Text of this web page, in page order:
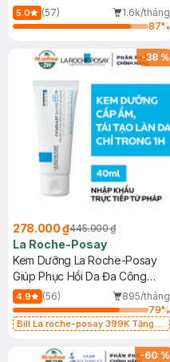
Dầu 500ml
5.0 (57)
1.6k/tháng
87%
-38 %
278.000 ₫445.000 ₫
La Roche-Posay
Kem Dưỡng La Roche-Posay
Giúp Phục Hồi Da Đa Công
Dụng 40ml
4.9 (56)
895/tháng
79%
Bill La roche-posay 399K Tặng
(SL có hạn)
-60 %